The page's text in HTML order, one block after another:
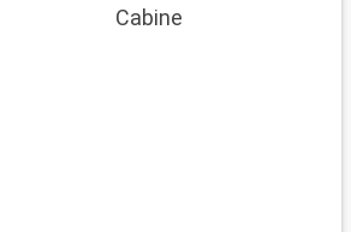
Cabine